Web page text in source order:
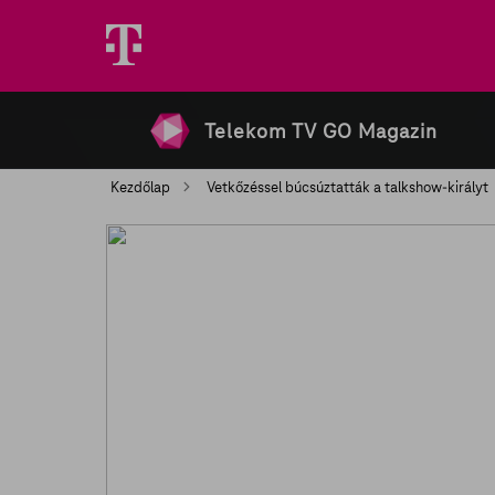
Telekom TV GO Magazin
Kezdőlap Vetkőzéssel búcsúztatták a talkshow-királyt